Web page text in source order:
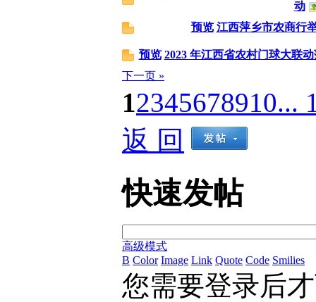
动
预览 江西萍乡市农商行
预览 2023 年江西省农村门球大联
下一页 »
12345678910...
返 回
快速发帖
高级模式
B Color Image Link Quote Code Smilies
您需要登录后